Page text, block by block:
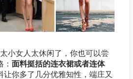
小女人太休闲了，你也可以尝
面料挺括的连衣裙或者连体
让你多了几分优雅知性，端庄又